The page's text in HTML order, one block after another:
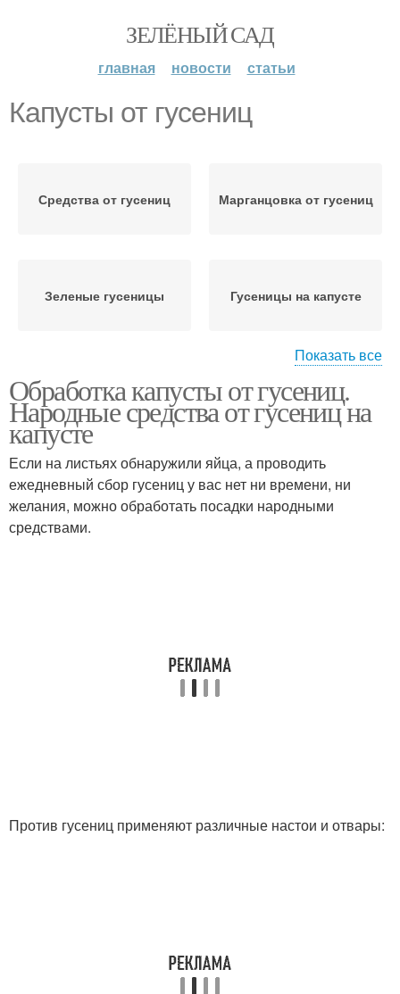
ЗЕЛЁНЫЙ САД
главная новости статьи
Капусты от гусениц
Средства от гусениц Марганцовка от гусениц
Зеленые гусеницы Гусеницы на капусте
Средство от гусениц Сода от гусениц
Капусты от вредителей Слизни на капусте
Показать все
Обработка капусты от гусениц.
Народные средства от гусениц на
капусте
Если на листьях обнаружили яйца, а проводить
ежедневный сбор гусениц у вас нет ни времени, ни
желания, можно обработать посадки народными
средствами.
Против гусениц применяют различные настои и отвары: